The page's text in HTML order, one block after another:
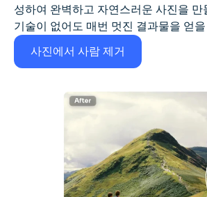
성하여 완벽하고 자연스러운 사진을 만
기술이 없어도 매번 멋진 결과물을 얻
사진에서 사람 제거